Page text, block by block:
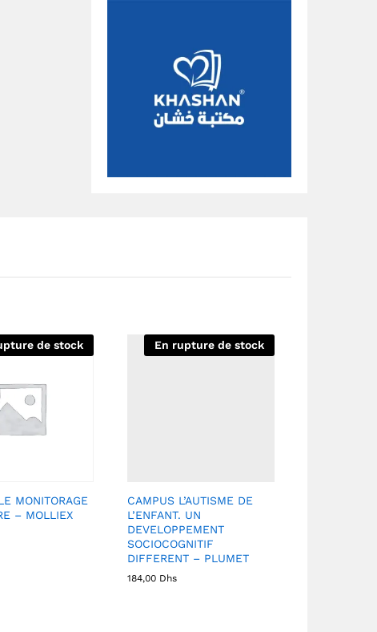
de stock
MONITORAGE
– MOLLIEX
En rupture de stock
CAMPUS L’AUTISME DE
L’ENFANT. UN
DEVELOPPEMENT
SOCIOCOGNITIF
DIFFERENT – PLUMET
184,00 Dhs